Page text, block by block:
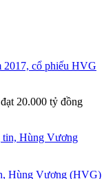
2017, cổ phiếu HVG
20.000 tỷ đồng
Hùng Vương (HVG)